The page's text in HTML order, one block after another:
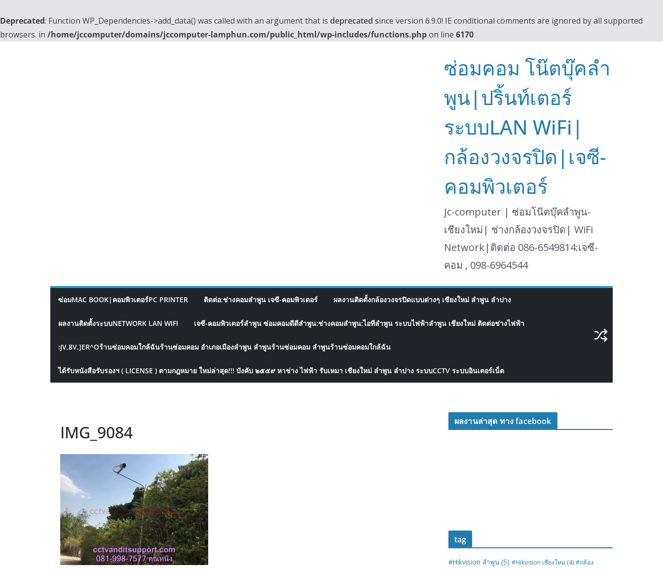
Deprecated: Function WP_Dependencies->add_data() was called with an argument that is deprecated since version 6.9.0! IE conditional comments are ignored by all supported
browsers. in /home/jccomputer/domains/jccomputer-lamphun.com/public_html/wp-includes/functions.phpon line 6170
ซ่อมคอม โน๊ตบุ๊คลำ
พูน|ปริ้นท์เตอร์
ระบบLAN WiFi|
กล้องวงจรปิด|เจซี-
คอมพิวเตอร์
Jc-computer | ซ่อมโน๊ตบุ๊คลำพูน-
เชียงใหม่| ช่างกล้องวงจรปิด| WiFi
Network|ติดต่อ 086-6549814:เจซี-
คอม , 098-6964544
ซ่อมMAC BOOK|คอมพิวเตอร์PC PRINTER ติดต่อ:ช่างคอมลำพูน เจซี-คอมพิวเตอร์ ผลงานติดตั้งกล้องวงจรปิดแบบต่างๆ เชียงใหม่ ลำพูน ลำปาง
ผลงานติดตั้งระบบNETWORK LAN WIFI เจซี-คอมพิวเตอร์ลำพูน ซ่อมคอมดีดีลำพูน:ช่างคอมลำพูน:ไอทีลำพูน ระบบไฟฟ้าลำพูน เชียงใหม่ ติดต่อช่างไฟฟ้า
:JV,8V,]ER^Oร้านซ่อมคอมใกล้ฉันร้านซ่อมคอม อำเภอเมืองลำพูน ลำพูนร้านซ่อมคอม ลำพูนร้านซ่อมคอมใกล้ฉัน
ได้รับหนังสือรับรองฯ ( LICENSE ) ตามกฎหมาย ใหม่ล่าสุด!!! บังคับ ๒๕๕๙ หาช่าง ไฟฟ้า รับเหมา เชียงใหม่ ลำพูน ลำปาง ระบบCCTV ระบบอินเตอร์เน็ต
IMG_9084
ผลงานล่าสุด ทาง facebook
tag
#Hikvision ลำพูน (5) #Hikvision เชียงใหม่ (4) #กล้อง